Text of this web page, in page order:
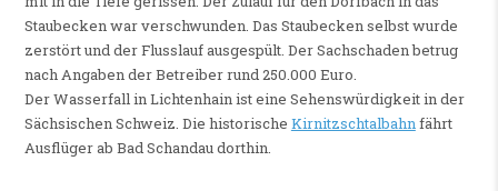
Staubecken war verschwunden. Das Staubecken selbst wurde
zerstört und der Flusslauf ausgespült. Der Sachschaden betrug
nach Angaben der Betreiber rund 250.000 Euro.
Der Wasserfall in Lichtenhain ist eine Sehenswürdigkeit in der
Sächsischen Schweiz. Die historische Kirnitzschtalbahnfährt
Ausflüger ab Bad Schandau dorthin.